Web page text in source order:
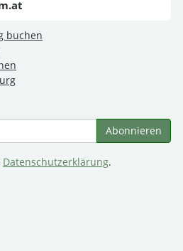
buchen
Datenschutzerklärung.